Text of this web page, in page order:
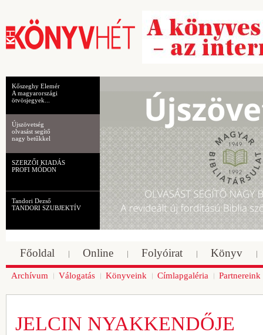
Kőszeghy Elemér
A magyarországi
ötvösjegyek...
Újszövetség
olvasást segítő
nagy betűkkel
SZERZŐI KIADÁS
PROFI MÓDON
Tandori Dezső
TANDORI SZUBJEKTÍV
Főoldal Online Folyóirat Könyv
Archívum Válogatás Könyveink Címlapgaléria Partnereink
JELCIN NYAKKENDŐJE